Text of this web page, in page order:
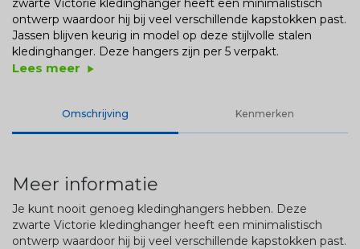
zwarte Victorie kledinghanger heeft een minimalistisch
ontwerp waardoor hij bij veel verschillende kapstokken past.
Jassen blijven keurig in model op deze stijlvolle stalen
kledinghanger. Deze hangers zijn per 5 verpakt.
Lees meer play_arrow
Omschrijving Kenmerken
Meer informatie
Je kunt nooit genoeg kledinghangers hebben. Deze
zwarte Victorie kledinghanger heeft een minimalistisch
ontwerp waardoor hij bij veel verschillende kapstokken past.